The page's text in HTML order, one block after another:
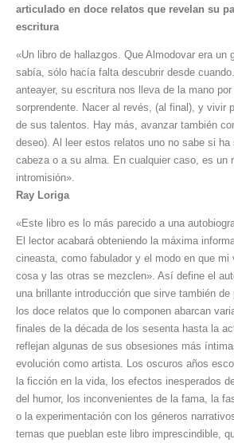
articulado en doce relatos que revelan su
escritura
«Un libro de hallazgos. Que Almodovar era un
sabía, sólo hacía falta descubrir desde
anteayer, su escritura nos lleva de la mano
sorprendente. Nacer al revés, (al final), y vivir
de sus talentos. Hay más, avanzar también
deseo). Al leer estos relatos uno no sabe si
cabeza o a su alma. En cualquier caso, es un
intromisión».
Ray Loriga
«Este libro es lo más parecido a una
El lector acabará obteniendo la máxima
cineasta, como fabulador y el modo en que mi
cosa y las otras se mezclen». Así define el
una brillante introducción que sirve también
los doce relatos que lo componen abarcan
finales de la década de los sesenta hasta la
reflejan algunas de sus obsesiones más
evolución como artista. Los oscuros años
la ficción en la vida, los efectos inesperados
del humor, los inconvenientes de la fama, la
o la experimentación con los géneros
temas que pueblan este libro imprescindible,